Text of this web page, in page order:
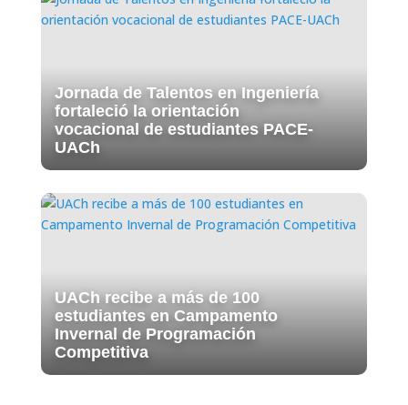
Jornada de Talentos en Ingeniería
fortaleció la orientación
vocacional de estudiantes PACE-
UACh
UACh recibe a más de 100
estudiantes en Campamento
Invernal de Programación
Competitiva